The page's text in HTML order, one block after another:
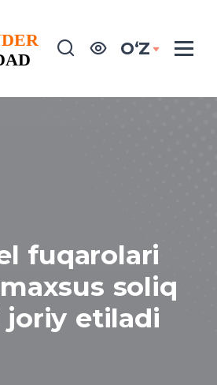
OʻZ
fuqarolari
soliq
joriy etiladi